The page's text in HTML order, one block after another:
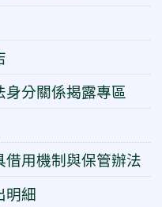
分關係揭露專區
用機制與保管辦法
明細